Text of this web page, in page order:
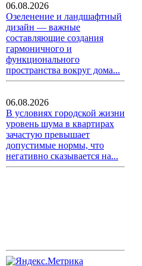
06.08.2026
Озеленение и ландшафтный
дизайн — важные
составляющие создания
гармоничного и
функционального
пространства вокруг дома...
06.08.2026
В условиях городской жизни
уровень шума в квартирах
зачастую превышает
допустимые нормы, что
негативно сказывается на...